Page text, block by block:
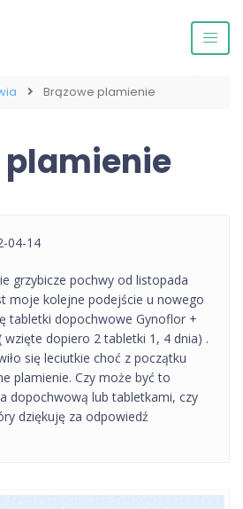
Brązowe plamienie
plamienie
04-14
grzybicze pochwy od listopada
moje kolejne podejście u nowego
tabletki dopochwowe Gynoflor +
dopiero 2 tabletki 1, 4 dnia) .
się leciutkie choć z początku
plamienie. Czy może być to
dopochwową lub tabletkami, czy
dziękuję za odpowiedź